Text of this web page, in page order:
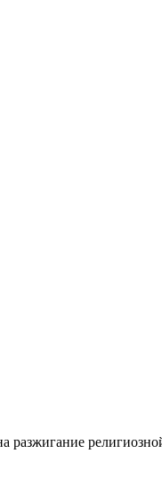
разжигание